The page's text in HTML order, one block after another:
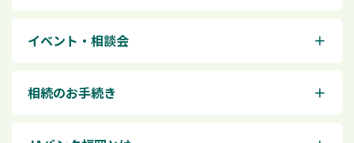
イベント・相談会 ＋
相続のお手続き ＋